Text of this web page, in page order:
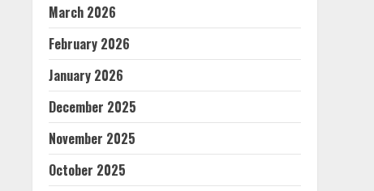
March 2026
February 2026
January 2026
December 2025
November 2025
October 2025